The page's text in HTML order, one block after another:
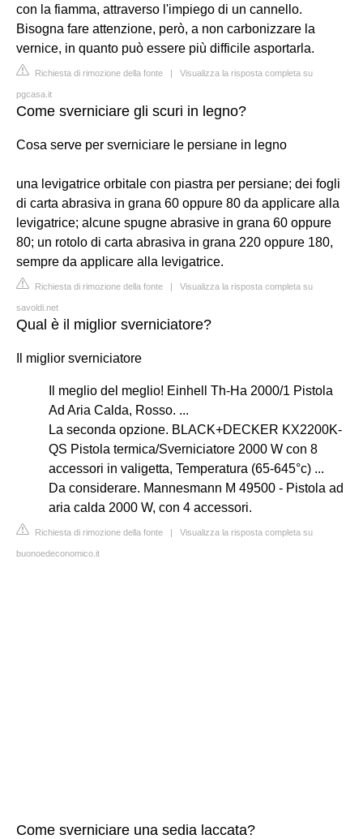
con la fiamma, attraverso l'impiego di un cannello.
Bisogna fare attenzione, però, a non carbonizzare la
vernice, in quanto può essere più difficile asportarla.
Richiesta di rimozione della fonte | Visualizza la risposta completa su
pgcasa.it
Come sverniciare gli scuri in legno?
Cosa serve per sverniciare le persiane in legno
una levigatrice orbitale con piastra per persiane; dei fogli
di carta abrasiva in grana 60 oppure 80 da applicare alla
levigatrice; alcune spugne abrasive in grana 60 oppure
80; un rotolo di carta abrasiva in grana 220 oppure 180,
sempre da applicare alla levigatrice.
Richiesta di rimozione della fonte | Visualizza la risposta completa su
savoldi.net
Qual è il miglior sverniciatore?
Il miglior sverniciatore
Il meglio del meglio! Einhell Th-Ha 2000/1 Pistola
Ad Aria Calda, Rosso. ...
La seconda opzione. BLACK+DECKER KX2200K-
QS Pistola termica/Sverniciatore 2000 W con 8
accessori in valigetta, Temperatura (65-645°c) ...
Da considerare. Mannesmann M 49500 - Pistola ad
aria calda 2000 W, con 4 accessori.
Richiesta di rimozione della fonte | Visualizza la risposta completa su
buonoedeconomico.it
Come sverniciare una sedia laccata?